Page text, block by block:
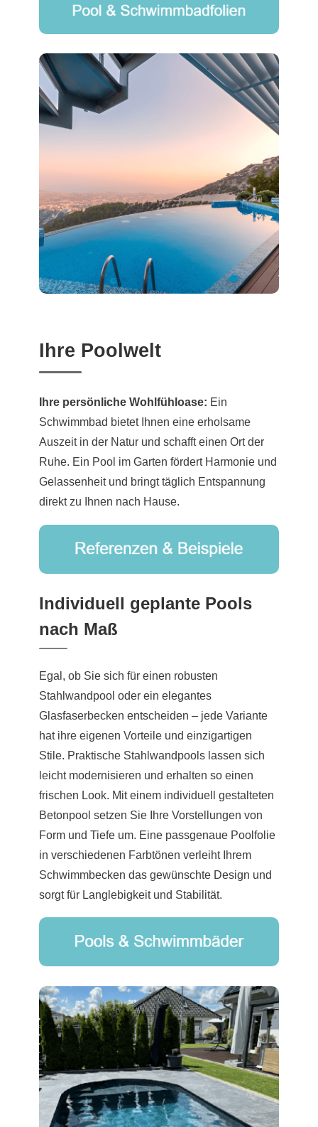
Ihre Poolwelt
Ihre persönliche Wohlfühloase: Ein
Schwimmbad bietet Ihnen eine erholsame
Auszeit in der Natur und schafft einen Ort der
Ruhe. Ein Pool im Garten fördert Harmonie und
Gelassenheit und bringt täglich Entspannung
direkt zu Ihnen nach Hause.
Individuell geplante Pools
nach Maß
Egal, ob Sie sich für einen robusten
Stahlwandpool oder ein elegantes
Glasfaserbecken entscheiden – jede Variante
hat ihre eigenen Vorteile und einzigartigen
Stile. Praktische Stahlwandpools lassen sich
leicht modernisieren und erhalten so einen
frischen Look. Mit einem individuell gestalteten
Betonpool setzen Sie Ihre Vorstellungen von
Form und Tiefe um. Eine passgenaue Poolfolie
in verschiedenen Farbtönen verleiht Ihrem
Schwimmbecken das gewünschte Design und
sorgt für Langlebigkeit und Stabilität.